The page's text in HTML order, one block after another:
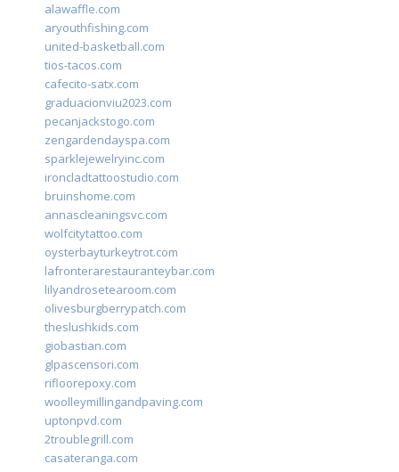
alawaffle.com
aryouthfishing.com
united-basketball.com
tios-tacos.com
cafecito-satx.com
graduacionviu2023.com
pecanjackstogo.com
zengardendayspa.com
sparklejewelryinc.com
ironcladtattoostudio.com
bruinshome.com
annascleaningsvc.com
wolfcitytattoo.com
oysterbayturkeytrot.com
lafronterarestauranteybar.com
lilyandrosetearoom.com
olivesburgberrypatch.com
theslushkids.com
giobastian.com
glpascensori.com
rifloorepoxy.com
woolleymillingandpaving.com
uptonpvd.com
2troublegrill.com
casateranga.com